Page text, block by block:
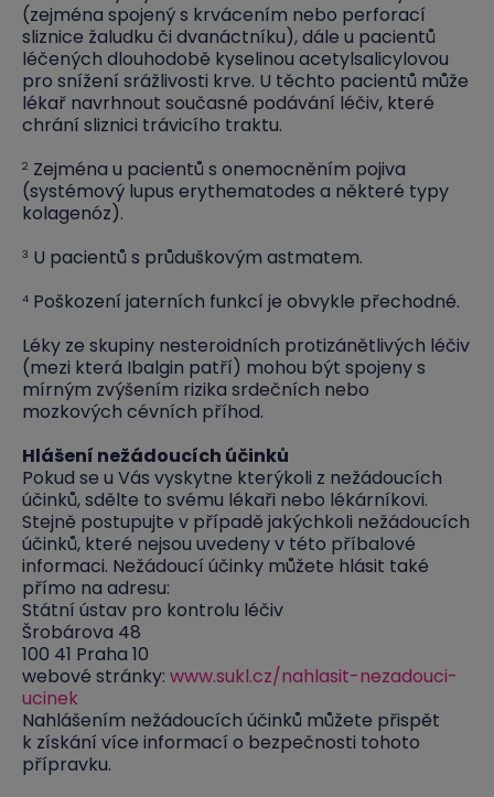
(zejména spojený s krvácením nebo perforací
sliznice žaludku či dvanáctníku), dále u pacientů
léčených dlouhodobě kyselinou acetylsalicylovou
pro snížení srážlivosti krve. U těchto pacientů může
lékař navrhnout současné podávání léčiv, které
chrání sliznici trávicího traktu.
2 Zejména u pacientů s onemocněním pojiva
(systémový lupus erythematodes a některé typy
kolagenóz).
3 U pacientů s průduškovým astmatem.
4 Poškození jaterních funkcí je obvykle přechodné.
Léky ze skupiny nesteroidních protizánětlivých léčiv
(mezi která Ibalgin patří) mohou být spojeny s
mírným zvýšením rizika srdečních nebo
mozkových cévních příhod.
Hlášení nežádoucích účinků
Pokud se u Vás vyskytne kterýkoli z nežádoucích
účinků, sdělte to svému lékaři nebo lékárníkovi.
Stejně postupujte v případě jakýchkoli nežádoucích
účinků, které nejsou uvedeny v této příbalové
informaci. Nežádoucí účinky můžete hlásit také
přímo na adresu:
Státní ústav pro kontrolu léčiv
Šrobárova 48
100 41 Praha 10
webové stránky: www.sukl.cz/nahlasit-nezadouci-
ucinek
Nahlášením nežádoucích účinků můžete přispět
k získání více informací o bezpečnosti tohoto
přípravku.